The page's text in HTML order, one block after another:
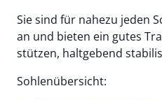
Sie sind für nahezu jeden
an und bieten ein gutes
stützen, haltgebend
Sohlenübersicht: